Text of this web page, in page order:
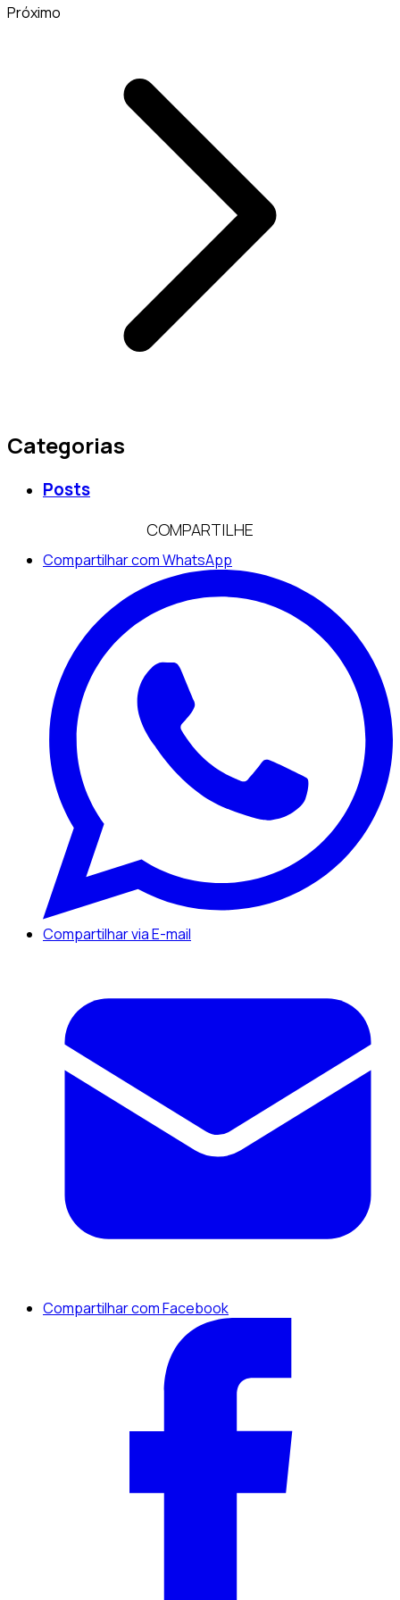
Próximo
Categorias
Posts
COMPARTILHE
Compartilhar com WhatsApp
Compartilhar via E-mail
Compartilhar com Facebook